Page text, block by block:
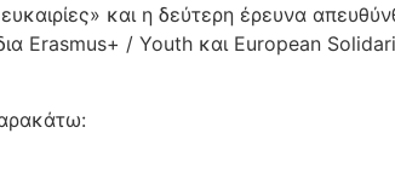
και η δεύτερη έρευνα
Erasmus+ / Youth και European